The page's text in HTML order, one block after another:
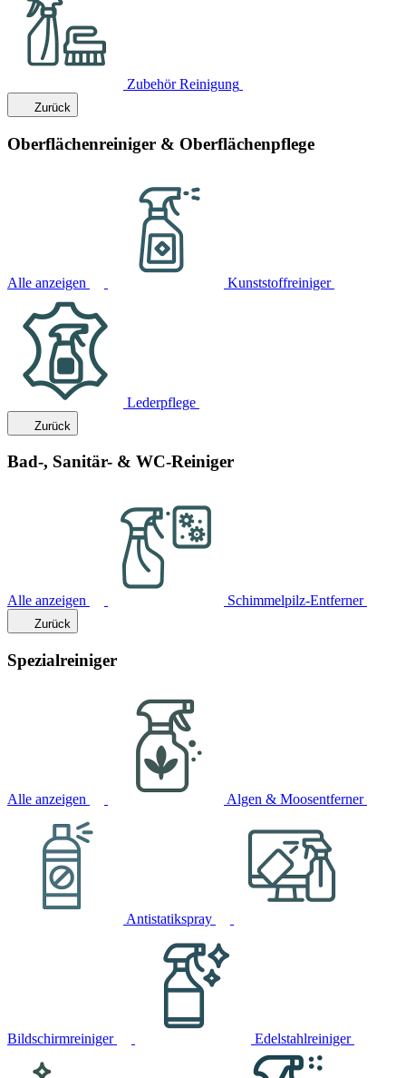
Zubehör Reinigung
Zurück
Oberflächenreiniger & Oberflächenpflege
Alle anzeigen Kunststoffreiniger
Lederpflege
Zurück
Bad-, Sanitär- & WC-Reiniger
Alle anzeigen Schimmelpilz-Entferner
Zurück
Spezialreiniger
Alle anzeigen Algen & Moosentferner
Antistatikspray
Bildschirmreiniger Edelstahlreiniger